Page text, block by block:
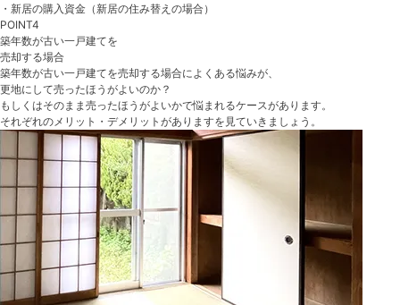
・新居の購入資金 （新居の住み替えの場合）
POINT4
築年数が古い一戸建てを
売却する場合
築年数が古い一戸建てを売却する場合によくある悩みが、
更地にして売ったほうがよいのか？
もしくはそのまま売ったほうがよいかで悩まれるケースがあります。
それぞれのメリット・デメリットがありますを見ていきましょう。